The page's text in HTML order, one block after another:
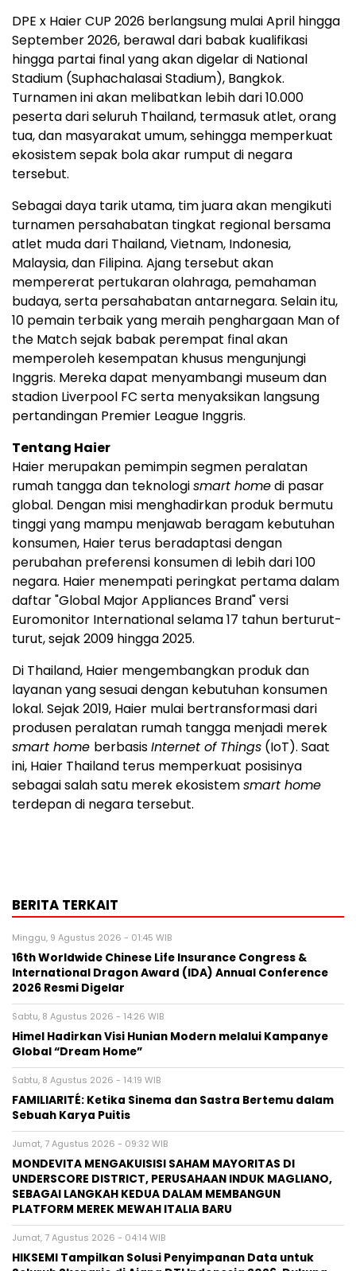
DPE x Haier CUP 2026 berlangsung mulai April hingga
September 2026, berawal dari babak kualifikasi
hingga partai final yang akan digelar di National
Stadium (Suphachalasai Stadium), Bangkok.
Turnamen ini akan melibatkan lebih dari 10.000
peserta dari seluruh Thailand, termasuk atlet, orang
tua, dan masyarakat umum, sehingga memperkuat
ekosistem sepak bola akar rumput di negara
tersebut.
Sebagai daya tarik utama, tim juara akan mengikuti
turnamen persahabatan tingkat regional bersama
atlet muda dari Thailand, Vietnam, Indonesia,
Malaysia, dan Filipina. Ajang tersebut akan
mempererat pertukaran olahraga, pemahaman
budaya, serta persahabatan antarnegara. Selain itu,
10 pemain terbaik yang meraih penghargaan Man of
the Match sejak babak perempat final akan
memperoleh kesempatan khusus mengunjungi
Inggris. Mereka dapat menyambangi museum dan
stadion Liverpool FC serta menyaksikan langsung
pertandingan Premier League Inggris.
Tentang Haier
Haier merupakan pemimpin segmen peralatan
rumah tangga dan teknologismart homedi pasar
global. Dengan misi menghadirkan produk bermutu
tinggi yang mampu menjawab beragam kebutuhan
konsumen, Haier terus beradaptasi dengan
perubahan preferensi konsumen di lebih dari 100
negara. Haier menempati peringkat pertama dalam
daftar "Global Major Appliances Brand" versi
Euromonitor International selama 17 tahun berturut-
turut, sejak 2009 hingga 2025.
Di Thailand, Haier mengembangkan produk dan
layanan yang sesuai dengan kebutuhan konsumen
lokal. Sejak 2019, Haier mulai bertransformasi dari
produsen peralatan rumah tangga menjadi merek
smart home berbasisInternet of Things (IoT). Saat
ini, Haier Thailand terus memperkuat posisinya
sebagai salah satu merek ekosistemsmart home
terdepan di negara tersebut.
BERITA TERKAIT
Minggu, 9 Agustus 2026 - 01:45 WIB
16th Worldwide Chinese Life Insurance Congress &
International Dragon Award (IDA) Annual Conference
2026 Resmi Digelar
Sabtu, 8 Agustus 2026 - 14:26 WIB
Himel Hadirkan Visi Hunian Modern melalui Kampanye
Global “Dream Home”
Sabtu, 8 Agustus 2026 - 14:19 WIB
FAMILIARITÉ: Ketika Sinema dan Sastra Bertemu dalam
Sebuah Karya Puitis
Jumat, 7 Agustus 2026 - 09:32 WIB
MONDEVITA MENGAKUISISI SAHAM MAYORITAS DI
UNDERSCORE DISTRICT, PERUSAHAAN INDUK MAGLIANO,
SEBAGAI LANGKAH KEDUA DALAM MEMBANGUN
PLATFORM MEREK MEWAH ITALIA BARU
Jumat, 7 Agustus 2026 - 04:14 WIB
HIKSEMI Tampilkan Solusi Penyimpanan Data untuk